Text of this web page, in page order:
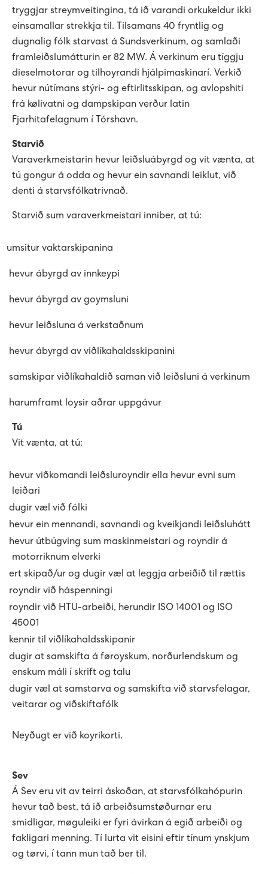
Vegleiðing til uppseting av málarum
B2: Luftteym til kaðalteym
C1: Treytir fyri ravmagnsveiting til nýtarar
C2: Felagsreglurnar
C3: Broytingar til felagsreglur
C4: Viðmerkingar og ískoyti
D1: Løgtingslógir
Bílegg løðispjaldur
Umhugsar tú elbil?
Prísir fyri løðing
Uppsøgn av løðistøð
Frámelda RFID-løðispjaldur
Tvey øki í Vestmannasundi friðað
Sólorka
Mýruverkið II - pumpuskipan í Vestmanna
Søguligt yvirlit - pumpuskipan
Um elskipanina
Orkuverk
Porkerishagi
Framleiðslan kring landið
Sev - sum allir føroyingar eiga
Leys størv
Lestrarstarv á menningardeildini
Starvsfólk til høvuðskontrollrúmið
Tøkningur við áræði til myllur og battaríir
KT-mennari til Sev
Maskinmeistari til grønu orkuverkini hjá Sev
Starvsfólk til køkin
Avloysarar til Vágsverkið í summarfrítíðini
Varaverkmeistari til Sundsverkið
Maskinsmiður til Sundsverkið
Elektrikari til Sundsverkið
Maskinsmiðjulærlingur
Arbeiðsfólk til Sundsverkið
Elektrikari/elinnleggjari til eltøknideildina
Húsavørður til Sundsverkið
Montørur til rakstrardeildina hjá Sev
Heilsa, trygd og umhvørvi
Nevndin
Vís alt...
Tøl, treytir og frágreiðingar
Vís alt...
Sev - sum allir føroyingar eiga
News
The Power Supply System
renewables
Vís alt...
tryggjar streymveitingina, tá ið varandi orkukeldur ikki
einsamallar strekkja til. Tilsamans 40 fryntlig og
dugnalig fólk starvast á Sundsverkinum, og samlaði
framleiðslumátturin er 82 MW. Á verkinum eru tíggju
dieselmotorar og tilhoyrandi hjálpimaskinarí. Verkið
hevur nútímans stýri- og eftirlitsskipan, og avlopshiti
frá kølivatni og dampskipan verður latin
Fjarhitafelagnum í Tórshavn.
Starvið
Varaverkmeistarin hevur leiðsluábyrgd og vit vænta, at
tú gongur á odda og hevur ein savnandi leiklut, við
denti á starvsfólkatrivnað.
Starvið sum varaverkmeistari inniber, at tú:
umsitur vaktarskipanina
hevur ábyrgd av innkeypi
hevur ábyrgd av goymsluni
hevur leiðsluna á verkstaðnum
hevur ábyrgd av viðlíkahaldsskipanini
samskipar viðlíkahaldið saman við leiðsluni á verkinum
harumframt loysir aðrar uppgávur
Tú
Vit vænta, at tú:
hevur viðkomandi leiðsluroyndir ella hevur evni sum
leiðari
dugir væl við fólki
hevur ein mennandi, savnandi og kveikjandi leiðsluhátt
hevur útbúgving sum maskinmeistari og royndir á
motorriknum elverki
ert skipað/ur og dugir væl at leggja arbeiðið til rættis
royndir við háspenningi
royndir við HTU-arbeiði, herundir ISO 14001 og ISO
45001
kennir til viðlíkahaldsskipanir
dugir at samskifta á føroyskum, norðurlendskum og
enskum máli í skrift og talu
dugir væl at samstarva og samskifta við starvsfelagar,
veitarar og viðskiftafólk
Neyðugt er við koyrikorti.
Sev
Á Sev eru vit av teirri áskoðan, at starvsfólkahópurin
hevur tað best, tá ið arbeiðsumstøðurnar eru
smidligar, møguleiki er fyri ávirkan á egið arbeiði og
fakligari menning. Tí lurta vit eisini eftir tínum ynskjum
og tørvi, í tann mun tað ber til.